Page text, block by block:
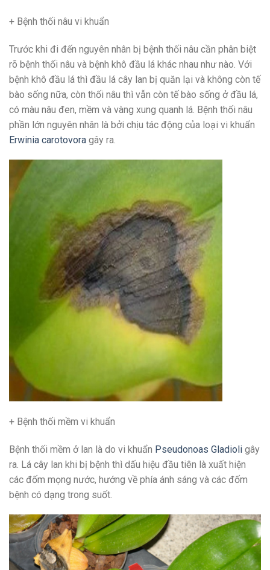
+ Bệnh thối nâu vi khuẩn
Trước khi đi đến nguyên nhân bị bệnh thối nâu cần phân biệt
rõ bệnh thối nâu và bệnh khô đầu lá khác nhau như nào. Với
bệnh khô đầu lá thì đầu lá cây lan bị quăn lại và không còn tế
bào sống nữa, còn thối nâu thì vẫn còn tế bào sống ở đầu lá,
có màu nâu đen, mềm và vàng xung quanh lá. Bệnh thối nâu
phần lớn nguyên nhân là bởi chịu tác động của loại vi khuẩn
Erwinia carotovora gây ra.
+ Bệnh thối mềm vi khuẩn
Bệnh thối mềm ở lan là do vi khuẩn Pseudonoas Gladioli gây
ra. Lá cây lan khi bị bệnh thì dấu hiệu đầu tiên là xuất hiện
các đốm mọng nước, hướng về phía ánh sáng và các đốm
bệnh có dạng trong suốt.